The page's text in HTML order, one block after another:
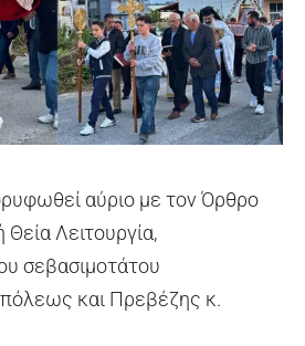
αύριο με τον Όρθρο
Θεία Λειτουργία,
σεβασιμοτάτου
και Πρεβέζης κ.